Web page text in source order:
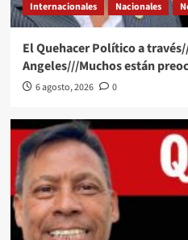
Internacionales Nacionales
El Quehacer Político a
Angeles///Muchos están
6 agosto, 2026 0